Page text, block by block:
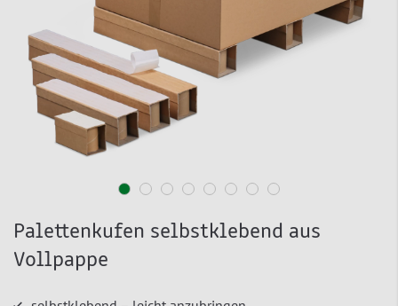
Palettenkufen selbstklebend aus
Vollpappe